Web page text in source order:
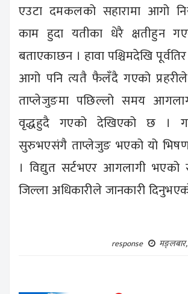
एउटा दमकलको सहारामा आगो
काम हुदा यतीका धेरै क्षतीहुन
बताएकाछन । हावा पश्चिमदेखि
आगो पनि त्यतै फैलँदै गएको
ताप्लेजुङमा पछिल्लो समय
वृद्धहुदै गएको देखिएको छ ।
सुरुभएसंगै ताप्लेजुङ भएको यो
। विद्युत सर्टभएर आगलागी
जिल्ला अधिकारीले जानकारी
response